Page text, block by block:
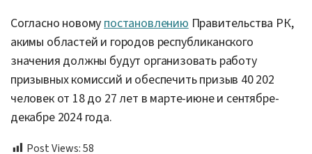
Согласно новому постановлению Правительства РК,
акимы областей и городов республиканского
значения должны будут организовать работу
призывных комиссий и обеспечить призыв 40 202
человек от 18 до 27 лет в марте-июне и сентябре-
декабре 2024 года.
Post Views:58